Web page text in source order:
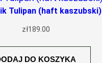
Tulipan (haft kaszubski)
zł189.00
DO KOSZYKA